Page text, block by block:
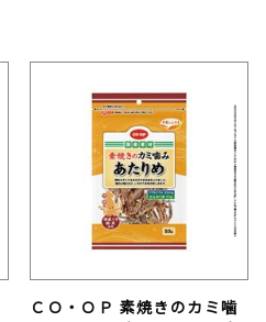
ＣＯ・ＯＰ 素焼きのカミ噛